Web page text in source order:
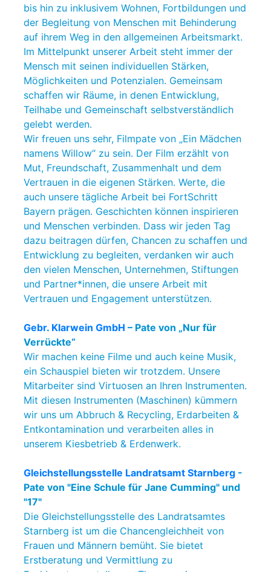
bis hin zu inklusivem Wohnen, Fortbildungen und
der Begleitung von Menschen mit Behinderung
auf ihrem Weg in den allgemeinen Arbeitsmarkt.
Im Mittelpunkt unserer Arbeit steht immer der
Mensch mit seinen individuellen Stärken,
Möglichkeiten und Potenzialen. Gemeinsam
schaffen wir Räume, in denen Entwicklung,
Teilhabe und Gemeinschaft selbstverständlich
gelebt werden.
Wir freuen uns sehr, Filmpate von „Ein Mädchen
namens Willow“ zu sein. Der Film erzählt von
Mut, Freundschaft, Zusammenhalt und dem
Vertrauen in die eigenen Stärken. Werte, die
auch unsere tägliche Arbeit bei FortSchritt
Bayern prägen. Geschichten können inspirieren
und Menschen verbinden. Dass wir jeden Tag
dazu beitragen dürfen, Chancen zu schaffen und
Entwicklung zu begleiten, verdanken wir auch
den vielen Menschen, Unternehmen, Stiftungen
und Partner*innen, die unsere Arbeit mit
Vertrauen und Engagement unterstützen.
Gebr. Klarwein GmbH – Pate von „Nur für
Verrückte“
Wir machen keine Filme und auch keine Musik,
ein Schauspiel bieten wir trotzdem. Unsere
Mitarbeiter sind Virtuosen an Ihren Instrumenten.
Mit diesen Instrumenten (Maschinen) kümmern
wir uns um Abbruch & Recycling, Erdarbeiten &
Entkontamination und verarbeiten alles in
unserem Kiesbetrieb & Erdenwerk.
Gleichstellungsstelle Landratsamt Starnberg -
Pate von "Eine Schule für Jane Cumming" und
"17"
Die Gleichstellungsstelle des Landratsamtes
Starnberg ist um die Chancengleichheit von
Frauen und Männern bemüht. Sie bietet
Erstberatung und Vermittlung zu